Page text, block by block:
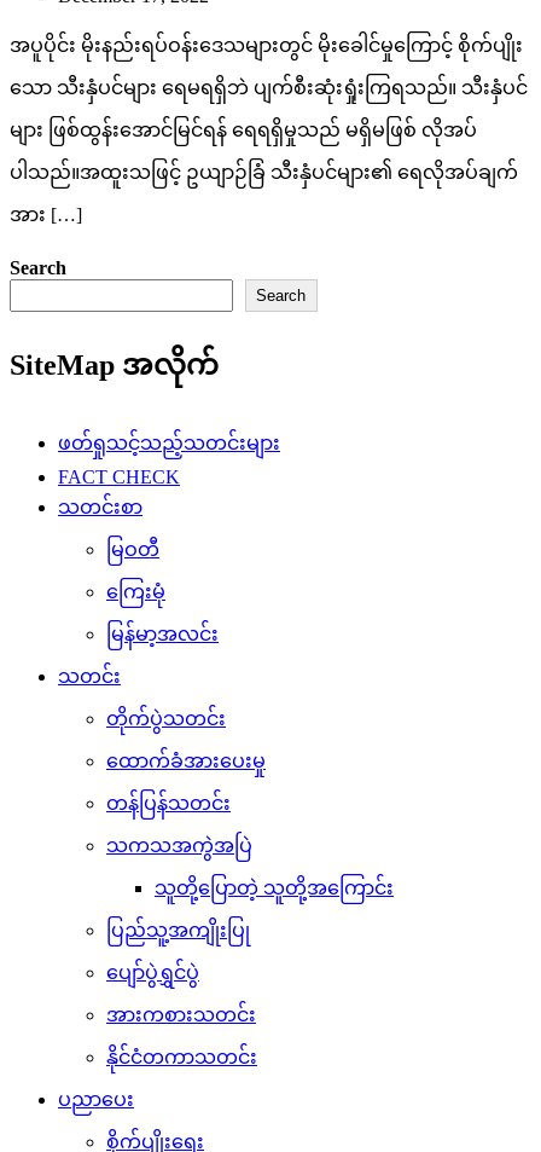
အပူပိုင်း မိုးနည်းရပ်ဝန်းဒေသများတွင် မိုးခေါင်မှုကြောင့် စိုက်ပျိုး
သော သီးနှံပင်များ ရေမရရှိဘဲ ပျက်စီးဆုံးရှုံးကြရသည်။ သီးနှံပင်
များ ဖြစ်ထွန်းအောင်မြင်ရန် ရေရရှိမှုသည် မရှိမဖြစ် လိုအပ်
ပါသည်။အထူးသဖြင့် ဥယျာဉ်ခြံ သီးနှံပင်များ၏ ရေလိုအပ်ချက်
အား […]
Search
Search
SiteMap အလိုက်
ဖတ်ရှုသင့်သည့်သတင်းများ
FACT CHECK
သတင်းစာ
မြဝတီ
ကြေးမုံ
မြန်မာ့အလင်း
သတင်း
တိုက်ပွဲသတင်း
ထောက်ခံအားပေးမှု
တန်ပြန်သတင်း
သကသအကွဲအပြဲ
သူတို့ပြောတဲ့ သူတို့အကြောင်း
ပြည်သူ့အကျိုးပြု
ပျော်ပွဲရွှင်ပွဲ
အားကစားသတင်း
နိုင်ငံတကာသတင်း
ပညာပေး
စိုက်ပျိုးရေး